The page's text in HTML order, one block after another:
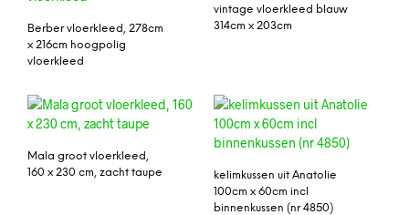
Berber vloerkleed, 278cm
x 216cm hoogpolig
vloerkleed
vintage vloerkleed blauw
314cm x 203cm
Mala groot vloerkleed,
160 x 230 cm, zacht taupe
kelimkussen uit Anatolie
100cm x 60cm incl
binnenkussen (nr 4850)